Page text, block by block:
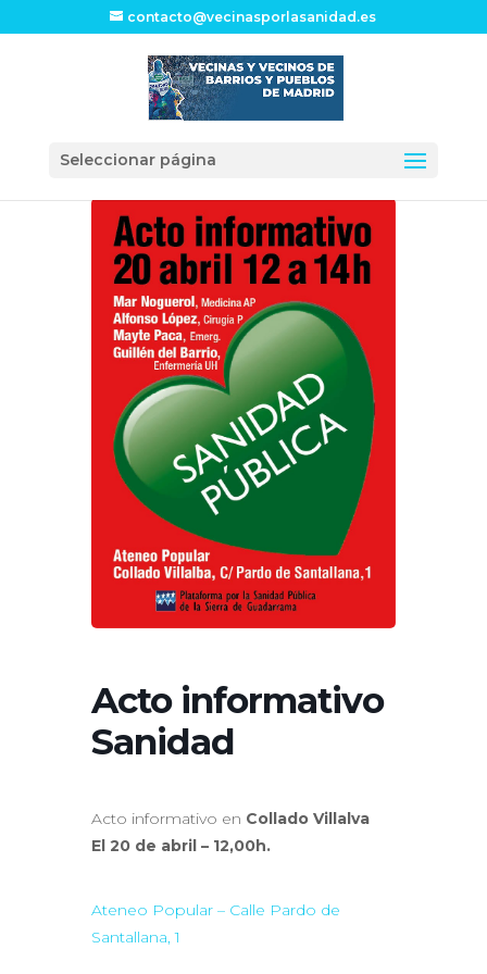
contacto@vecinasporlasanidad.es
Seleccionar página
Acto informativo
Sanidad
Acto informativo en Collado Villalva
El 20 de abril – 12,00h.
Ateneo Popular – Calle Pardo de
Santallana, 1